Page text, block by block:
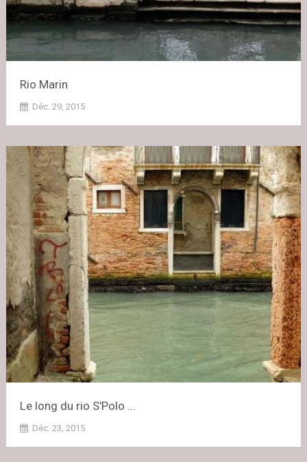
Rio Marin
Déc. 29, 2015
Le long du rio S'Polo ...
Déc. 23, 2015